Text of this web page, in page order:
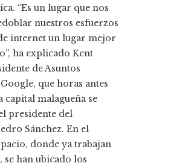
“Es un lugar que nos
nuestros esfuerzos
internet un lugar mejor
ha explicado Kent
de Asuntos
que horas antes
capital malagueña se
presidente del
Sánchez. En el
donde ya trabajan
se han ubicado los